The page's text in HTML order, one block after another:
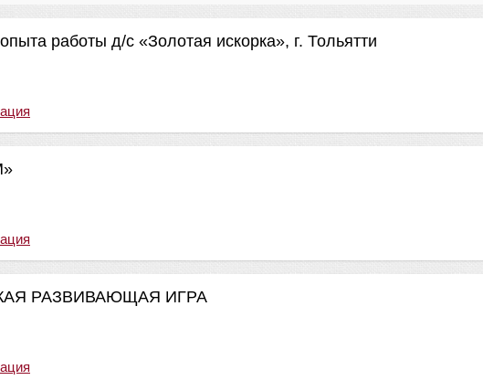
работы д/с «Золотая искорка», г. Тольятти
РАЗВИВАЮЩАЯ ИГРА